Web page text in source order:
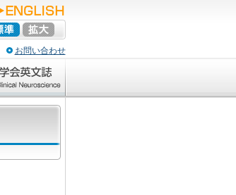
お問い合わせ